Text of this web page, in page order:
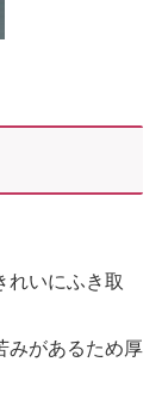
れいにふき取
みがあるため厚